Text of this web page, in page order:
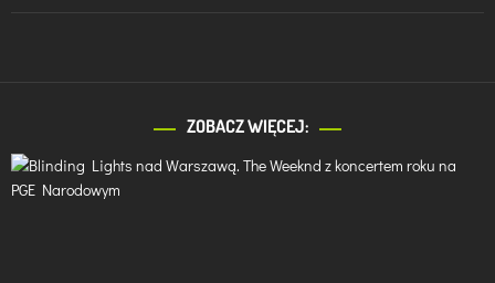
ZOBACZ WIĘCEJ: